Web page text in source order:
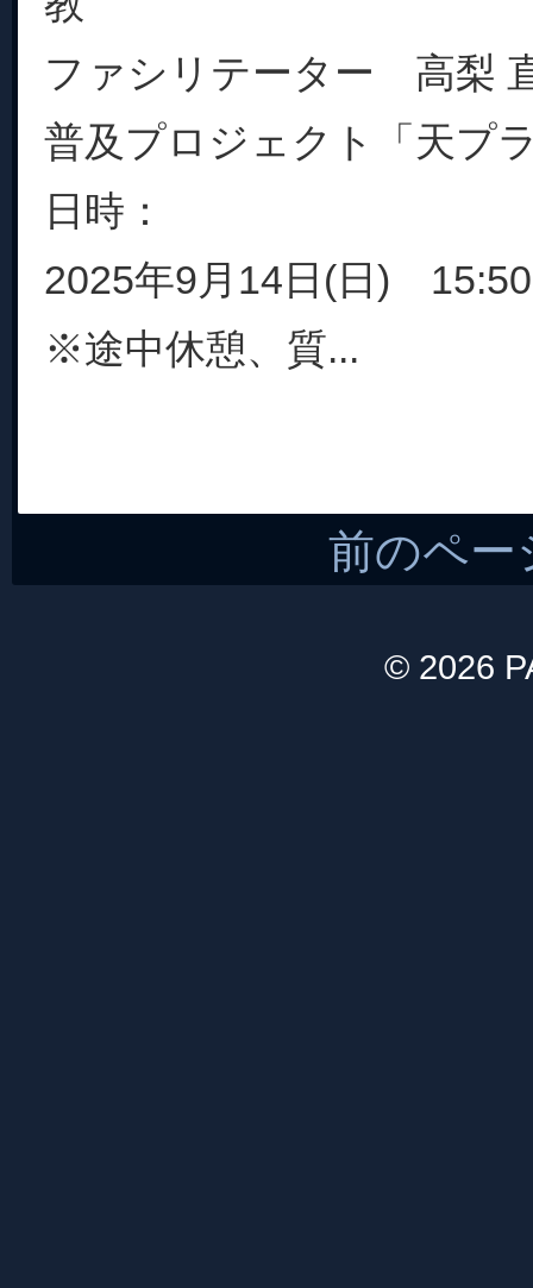
ファシリテーター 高梨
普及プロジェクト「天プ
日時：
2025年9月14日(日)
※途中休憩、質...
前のペー
© 2026